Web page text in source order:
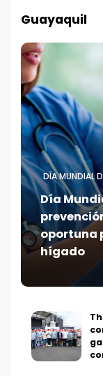
Guayaquil
DÍA MUNDIAL
Día
oportuna
hígado